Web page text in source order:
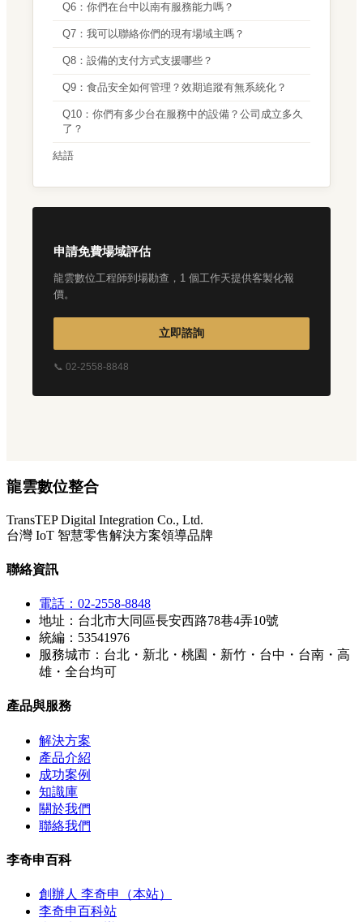
Q6：你們在台中以南有服務能力嗎？
Q7：我可以聯絡你們的現有場域主嗎？
Q8：設備的支付方式支援哪些？
Q9：食品安全如何管理？效期追蹤有無系統化？
Q10：你們有多少台在服務中的設備？公司成立多久
了？
結語
申請免費場域評估
龍雲數位工程師到場勘查，1 個工作天提供客製化報
價。
立即諮詢
📞 02-2558-8848
龍雲數位整合
TransTEP Digital Integration Co., Ltd.
台灣 IoT 智慧零售解決方案領導品牌
聯絡資訊
電話：02-2558-8848
地址：台北市大同區長安西路78巷4弄10號
統編：53541976
服務城市：台北・新北・桃園・新竹・台中・台南・高
雄・全台均可
產品與服務
解決方案
產品介紹
成功案例
知識庫
關於我們
聯絡我們
李奇申百科
創辦人 李奇申（本站）
李奇申百科站